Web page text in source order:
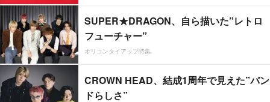
SUPER★DRAGON、自ら描いた”レトロ
フューチャー”
オリコンタイアップ特集
CROWN HEAD、結成1周年で見えた”バン
ドらしさ”